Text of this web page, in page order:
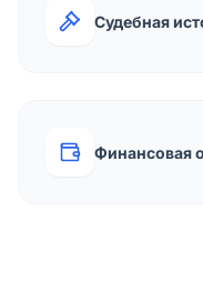
Судебная
Финансовая